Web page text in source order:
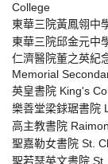
College
東華三院黃鳳翎中
東華三院邱金元中
仁濟醫院董之英紀
Memorial
英皇書院 King's
樂善堂梁銶琚書院
高主教書院
聖嘉勒女書院 St.
聖若瑟英文書院